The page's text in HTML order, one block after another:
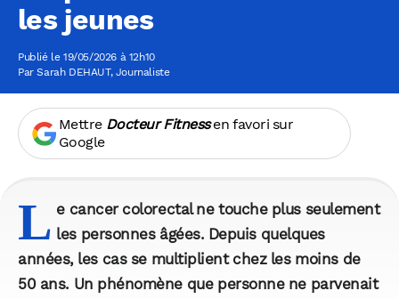
les jeunes
Publié le 19/05/2026 à 12h10
ParSarah DEHAUT, Journaliste
Mettre Docteur Fitnessen favori sur
Google
L e cancer colorectal ne touche plus seulement
les personnes âgées. Depuis quelques
années, les cas se multiplient chez les moins de
50 ans. Un phénomène que personne ne parvenait